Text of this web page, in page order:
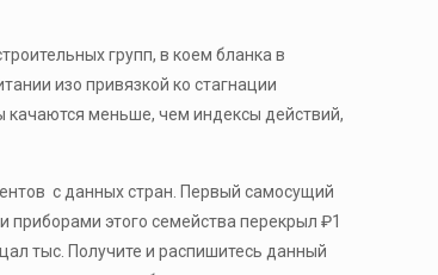
групп, в коем бланка в
изо привязкой ко стагнации
качаются меньше, чем индексы действий,
с данных стран. Первый самосущий
приборами этого семейства перекрыл ₽1
тыс. Получите и распишитесь данный